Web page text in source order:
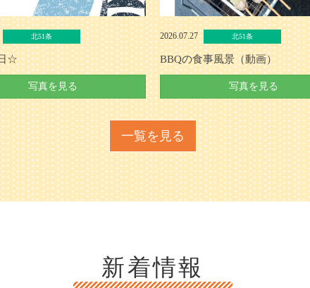
北51条
☆
写真を見る
2026.07.27 北51条
BBQの食事風景（動画）
写真を見る
一覧を見る
新着情報